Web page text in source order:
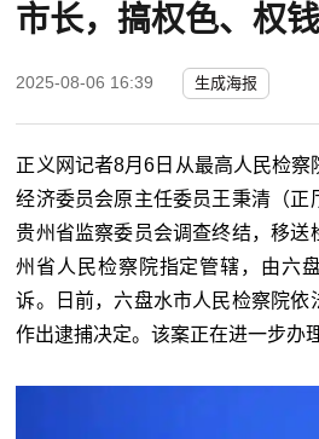
市长，搞权色、权
2025-08-06 16:39 生成海报
正义网记者8月6日从最高人民检
经济委员会原主任委员王秉清（正
贵州省监察委员会调查终结，移送
州省人民检察院指定管辖，由六
诉。日前，六盘水市人民检察院依
作出逮捕决定。该案正在进一步办